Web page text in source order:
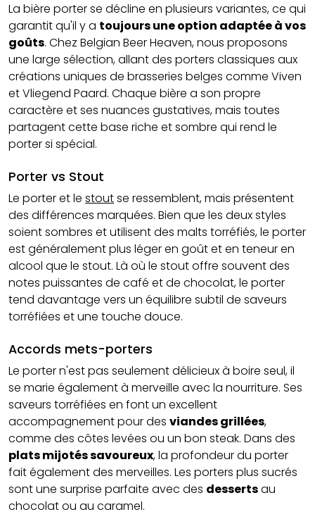
La bière porter se décline en plusieurs variantes, ce qui
garantit qu'il y a toujours une option adaptée à vos
goûts. Chez Belgian Beer Heaven, nous proposons
une large sélection, allant des porters classiques aux
créations uniques de brasseries belges comme Viven
et Vliegend Paard. Chaque bière a son propre
caractère et ses nuances gustatives, mais toutes
partagent cette base riche et sombre qui rend le
porter si spécial.
Porter vs Stout
Le porter et le stoutse ressemblent, mais présentent
des différences marquées. Bien que les deux styles
soient sombres et utilisent des malts torréfiés, le porter
est généralement plus léger en goût et en teneur en
alcool que le stout. Là où le stout offre souvent des
notes puissantes de café et de chocolat, le porter
tend davantage vers un équilibre subtil de saveurs
torréfiées et une touche douce.
Accords mets-porters
Le porter n'est pas seulement délicieux à boire seul, il
se marie également à merveille avec la nourriture. Ses
saveurs torréfiées en font un excellent
accompagnement pour des viandes grillées,
comme des côtes levées ou un bon steak. Dans des
plats mijotés savoureux, la profondeur du porter
fait également des merveilles. Les porters plus sucrés
sont une surprise parfaite avec des dessertsau
chocolat ou au caramel.